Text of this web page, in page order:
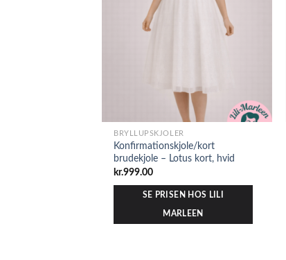
BRYLLUPSKJOLER
Konfirmationskjole/kort
brudekjole – Lotus kort, hvid
kr.999.00
SE PRISEN HOS LILI
MARLEEN